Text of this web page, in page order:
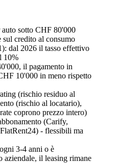
sotto CHF 80'000
sul credito al consumo
dal 2026 il tasso effettivo
10%
il pagamento in
10'000 in meno rispetto
(rischio residuo al
(rischio al locatario),
coprono prezzo intero)
(Carify,
- flessibili ma
3-4 anni o è
aziendale, il leasing rimane